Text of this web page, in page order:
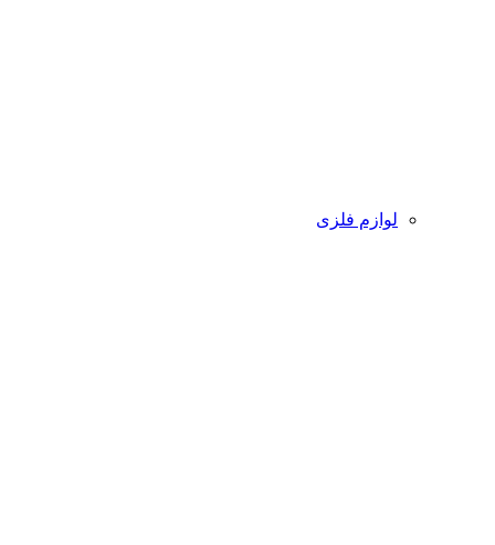
لوازم فلزی